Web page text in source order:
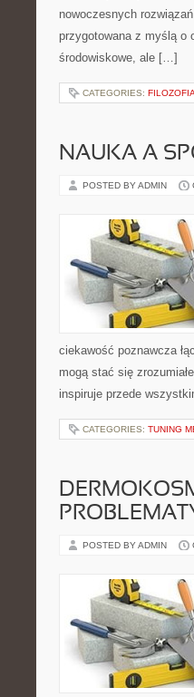
nowoczesnych
przygotowana z myślą o
środowiskowe, ale […]
CATEGORIES: FILOZOFIA
NAUKA A
POSTED BY ADMIN
ciekawość poznawcza
mogą stać się
inspiruje przede
CATEGORIES: TUNING
POSTED BY ADMIN